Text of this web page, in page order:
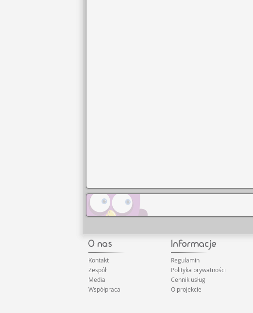
Kontakt
Zespół
Media
Współpraca
Regulamin
Polityka prywatności
Cennik usług
O projekcie